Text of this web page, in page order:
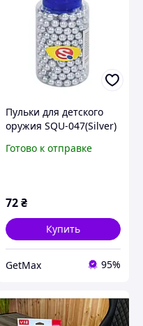
Пульки для детского
оружия SQU-047(Silver)
шт
Готово к отправке
72₴
Купить
GetMax 95%